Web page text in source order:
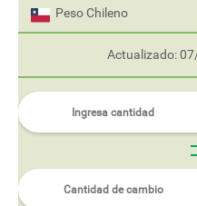
Peso Chileno
Actualizado: